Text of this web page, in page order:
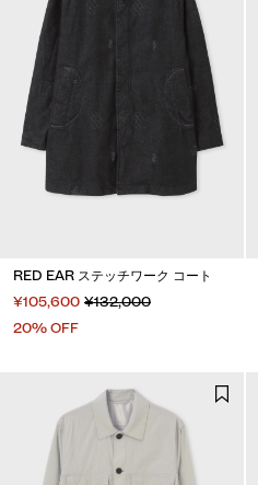
RED EAR ステッチワーク コート
¥105,600 ¥132,000
20% OFF